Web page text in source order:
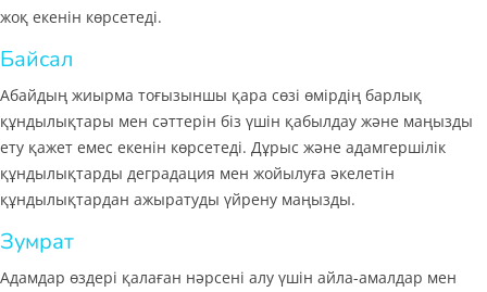
жоқ екенін көрсетеді.
Байсал
Абайдың жиырма тоғызыншы қара сөзі өмірдің барлық
құндылықтары мен сәттерін біз үшін қабылдау және маңызды
ету қажет емес екенін көрсетеді. Дұрыс және адамгершілік
құндылықтарды деградация мен жойылуға әкелетін
құндылықтардан ажыратуды үйрену маңызды.
Зумрат
Адамдар өздері қалаған нәрсені алу үшін айла-амалдар мен